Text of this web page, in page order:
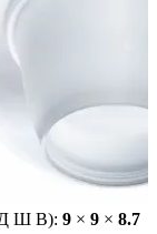
Ш В): 9 × 9 × 8.7